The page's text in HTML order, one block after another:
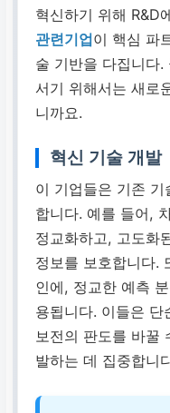
혁신하기 위해 R&D
관련기업이 핵심 파
술 기반을 다집니다
서기 위해서는 새로
니까요.
혁신 기술 개발
이 기업들은 기존
합니다. 예를 들어,
정교화하고, 고도화
정보를 보호합니다.
인에, 정교한 예측
용됩니다. 이들은
보전의 판도를 바꿀
발하는 데 집중합니